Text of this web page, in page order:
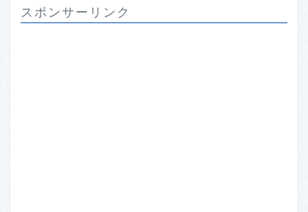
スポンサーリンク